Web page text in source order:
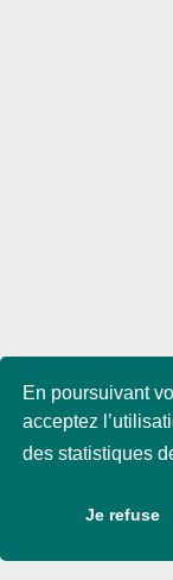
En poursuivant
acceptez
des statistiques
Je refuse